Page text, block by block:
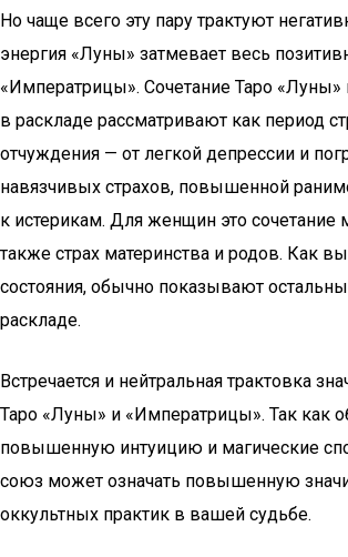
Но чаще всего эту пару трактуют
энергия «Луны» затмевает весь
«Императрицы». Сочетание Таро
в раскладе рассматривают как период
отчуждения — от легкой депрессии и
навязчивых страхов, повышенной
к истерикам. Для женщин это сочетание
также страх материнства и родов. Как
состояния, обычно показывают
раскладе.
Встречается и нейтральная трактовка
Таро «Луны» и «Императрицы». Так как
повышенную интуицию и магические
союз может означать повышенную
оккультных практик в вашей судьбе.